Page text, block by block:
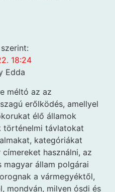
szerint:
18:24
Edda
méltó az az
erőlködés, amellyel
élő államok
történelmi távlatokat
kategóriákat
használni, az
magyar állam polgárai
a vármegyéktől,
mondván, milyen ósdi és